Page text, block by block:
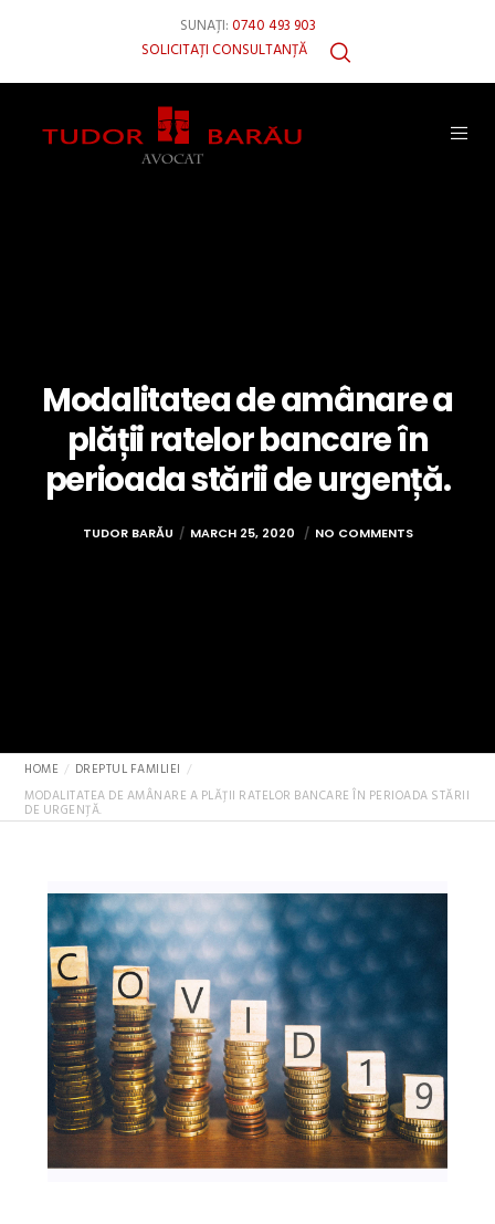
SUNAȚI:0740 493 903
SOLICITAȚI CONSULTANȚĂ
Modalitatea de amânare a
plății ratelor bancare în
perioada stării de urgență.
TUDOR BARĂU MARCH 25, 2020 NO COMMENTS
HOME
DREPTUL FAMILIEI
MODALITATEA DE AMÂNARE A PLĂȚII RATELOR BANCARE ÎN PERIOADA STĂRII
DE URGENȚĂ.